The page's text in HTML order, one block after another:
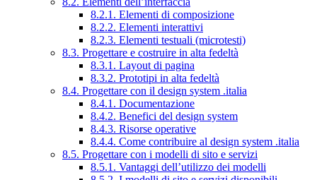
8.2.1. Elementi di composizione
8.2.2. Elementi interattivi
8.2.3. Elementi testuali (microtesti)
8.3. Progettare e costruire in alta fedeltà
8.3.1. Layout di pagina
8.3.2. Prototipi in alta fedeltà
8.4. Progettare con il design system .italia
8.4.1. Documentazione
8.4.2. Benefici del design system
8.4.3. Risorse operative
8.4.4. Come contribuire al design system .italia
8.5. Progettare con i modelli di sito e servizi
8.5.1. Vantaggi dell’utilizzo dei modelli